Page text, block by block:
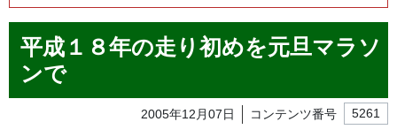
平成１８年の走り初めを元旦マラソ
ンで
2005年12月07日 コンテンツ番号 5261